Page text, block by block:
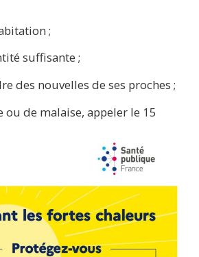
;
suffisante ;
des nouvelles de ses proches ;
ou de malaise, appeler le 15